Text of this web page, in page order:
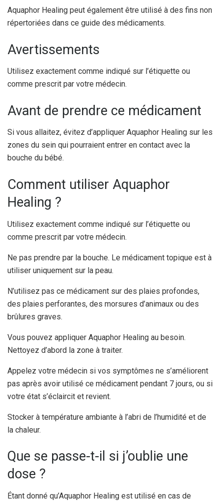
Aquaphor Healing peut également être utilisé à des fins non
répertoriées dans ce guide des médicaments.
Avertissements
Utilisez exactement comme indiqué sur l’étiquette ou
comme prescrit par votre médecin.
Avant de prendre ce médicament
Si vous allaitez, évitez d’appliquer Aquaphor Healing sur les
zones du sein qui pourraient entrer en contact avec la
bouche du bébé.
Comment utiliser Aquaphor
Healing ?
Utilisez exactement comme indiqué sur l’étiquette ou
comme prescrit par votre médecin.
Ne pas prendre par la bouche. Le médicament topique est à
utiliser uniquement sur la peau.
N’utilisez pas ce médicament sur des plaies profondes,
des plaies perforantes, des morsures d’animaux ou des
brûlures graves.
Vous pouvez appliquer Aquaphor Healing au besoin.
Nettoyez d’abord la zone à traiter.
Appelez votre médecin si vos symptômes ne s’améliorent
pas après avoir utilisé ce médicament pendant 7 jours, ou si
votre état s’éclaircit et revient.
Stocker à température ambiante à l’abri de l’humidité et de
la chaleur.
Que se passe-t-il si j’oublie une
dose ?
Étant donné qu’Aquaphor Healing est utilisé en cas de